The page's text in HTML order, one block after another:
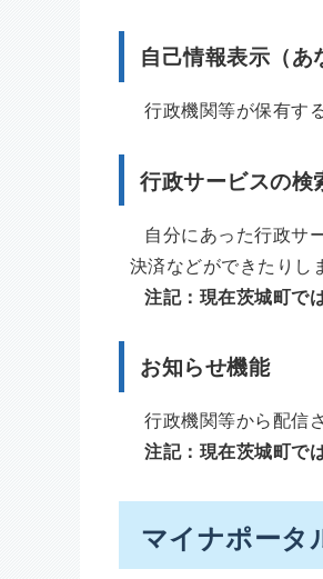
自己情報表示（あ
行政機関等が保有す
行政サービスの検
自分にあった行政サ
決済などができたりし
注記：現在茨城町で
お知らせ機能
行政機関等から配信
注記：現在茨城町で
マイナポータ